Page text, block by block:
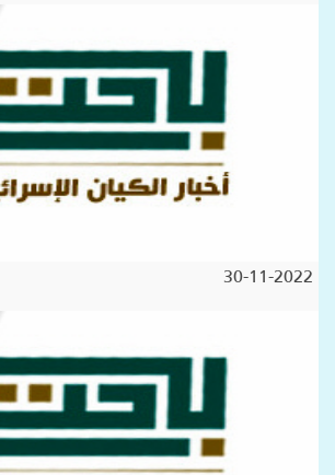
30-11-2022